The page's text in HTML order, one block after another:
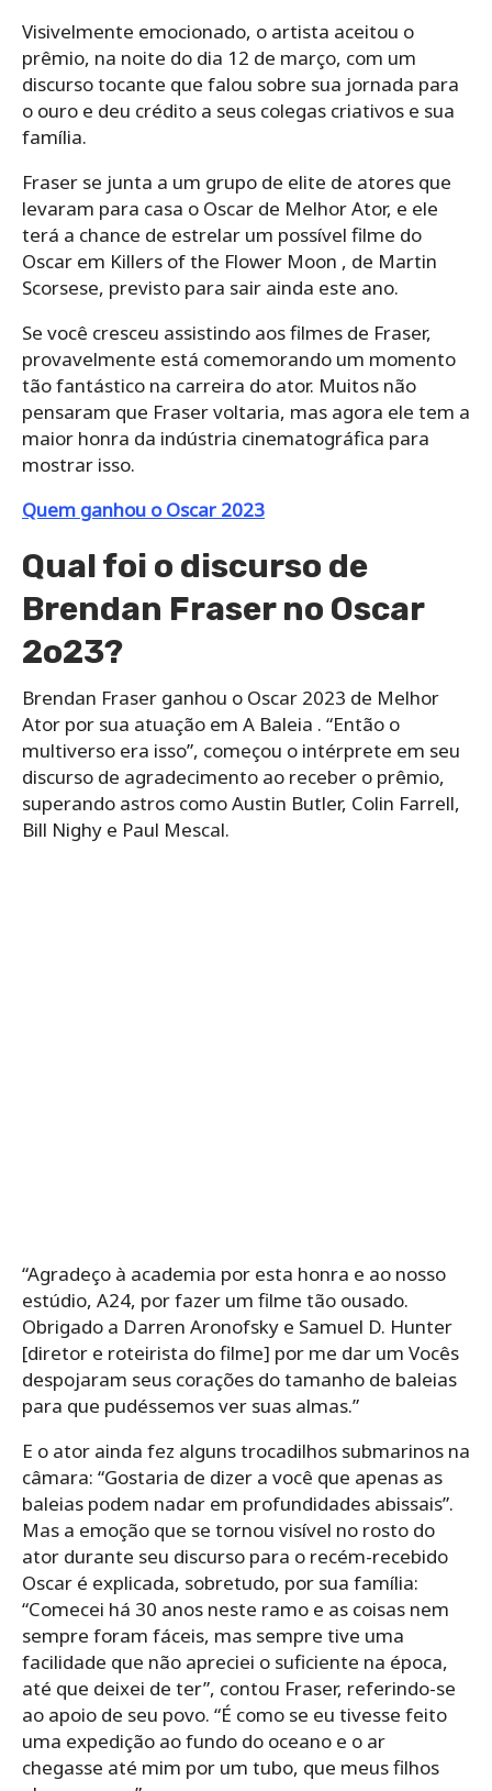
Visivelmente emocionado, o artista aceitou o
prêmio, na noite do dia 12 de março, com um
discurso tocante que falou sobre sua jornada para
o ouro e deu crédito a seus colegas criativos e sua
família.
Fraser se junta a um grupo de elite de atores que
levaram para casa o Oscar de Melhor Ator, e ele
terá a chance de estrelar um possível filme do
Oscar em Killers of the Flower Moon , de Martin
Scorsese, previsto para sair ainda este ano.
Se você cresceu assistindo aos filmes de Fraser,
provavelmente está comemorando um momento
tão fantástico na carreira do ator. Muitos não
pensaram que Fraser voltaria, mas agora ele tem a
maior honra da indústria cinematográfica para
mostrar isso.
Quem ganhou o Oscar 2023
Qual foi o discurso de
Brendan Fraser no Oscar
2o23?
Brendan Fraser ganhou o Oscar 2023 de Melhor
Ator por sua atuação em A Baleia . “Então o
multiverso era isso”, começou o intérprete em seu
discurso de agradecimento ao receber o prêmio,
superando astros como Austin Butler, Colin Farrell,
Bill Nighy e Paul Mescal.
“Agradeço à academia por esta honra e ao nosso
estúdio, A24, por fazer um filme tão ousado.
Obrigado a Darren Aronofsky e Samuel D. Hunter
[diretor e roteirista do filme] por me dar um Vocês
despojaram seus corações do tamanho de baleias
para que pudéssemos ver suas almas.”
E o ator ainda fez alguns trocadilhos submarinos na
câmara: “Gostaria de dizer a você que apenas as
baleias podem nadar em profundidades abissais”.
Mas a emoção que se tornou visível no rosto do
ator durante seu discurso para o recém-recebido
Oscar é explicada, sobretudo, por sua família:
“Comecei há 30 anos neste ramo e as coisas nem
sempre foram fáceis, mas sempre tive uma
facilidade que não apreciei o suficiente na época,
até que deixei de ter”, contou Fraser, referindo-se
ao apoio de seu povo. “É como se eu tivesse feito
uma expedição ao fundo do oceano e o ar
chegasse até mim por um tubo, que meus filhos